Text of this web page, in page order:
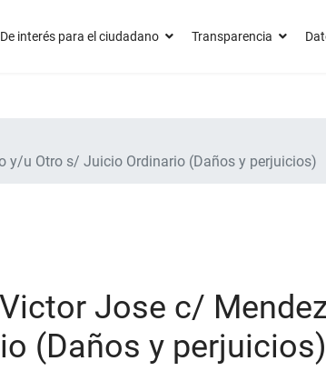
De interés para el ciudadano Transparencia
y/u Otro s/ Juicio Ordinario (Daños y perjuicios)
Jose c/
(Daños y perjuicios)